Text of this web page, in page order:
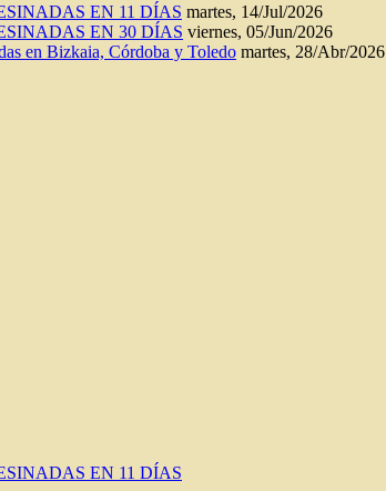
EN 11 DÍAS martes, 14/Jul/2026
EN 30 DÍAS viernes, 05/Jun/2026
en Bizkaia, Córdoba y Toledo martes, 28/Abr/2026
EN 11 DÍAS